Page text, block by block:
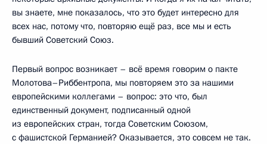
вы знаете, мне показалось, что это будет интересно для
всех нас, потому что, повторяю ещё раз, все мы и есть
бывший Советский Союз.
Первый вопрос возникает – всё время говорим о пакте
Молотова–Риббентропа, мы повторяем это за нашими
европейскими коллегами – вопрос: это что, был
единственный документ, подписанный одной
из европейских стран, тогда Советским Союзом,
с фашистской Германией? Оказывается, это совсем не так.